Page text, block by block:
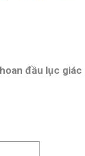
đầu lục giác